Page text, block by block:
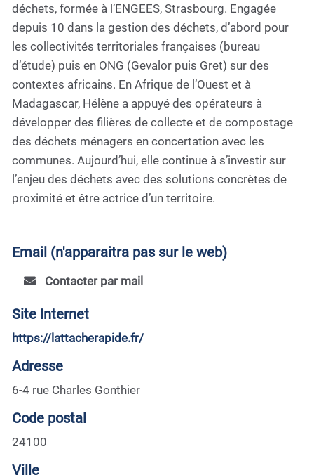
déchets, formée à l’ENGEES, Strasbourg. Engagée
depuis 10 dans la gestion des déchets, d’abord pour
les collectivités territoriales françaises (bureau
d’étude) puis en ONG (Gevalor puis Gret) sur des
contextes africains. En Afrique de l’Ouest et à
Madagascar, Hélène a appuyé des opérateurs à
développer des filières de collecte et de compostage
des déchets ménagers en concertation avec les
communes. Aujourd’hui, elle continue à s’investir sur
l’enjeu des déchets avec des solutions concrètes de
proximité et être actrice d’un territoire.
Email (n'apparaitra pas sur le web)
Contacter par mail
Site Internet
https://lattacherapide.fr/
Adresse
6-4 rue Charles Gonthier
Code postal
24100
Ville